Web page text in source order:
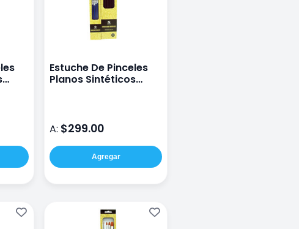
Estuche De Pinceles
Planos Sintéticos
A: $299.00
Agregar